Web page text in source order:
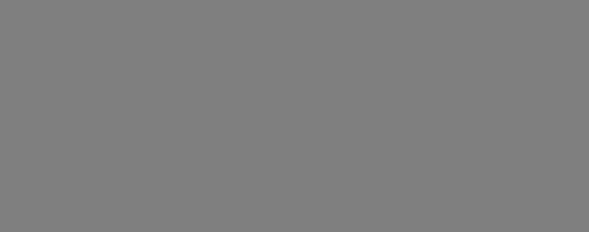
bygglov för nybyggnad av panncentral samt installation av